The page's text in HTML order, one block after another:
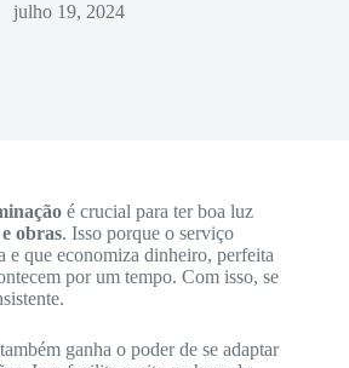
julho 19, 2024
é crucial para ter boa luz
obras. Isso porque o serviço
e que economiza dinheiro, perfeita
por um tempo. Com isso, se
ganha o poder de se adaptar